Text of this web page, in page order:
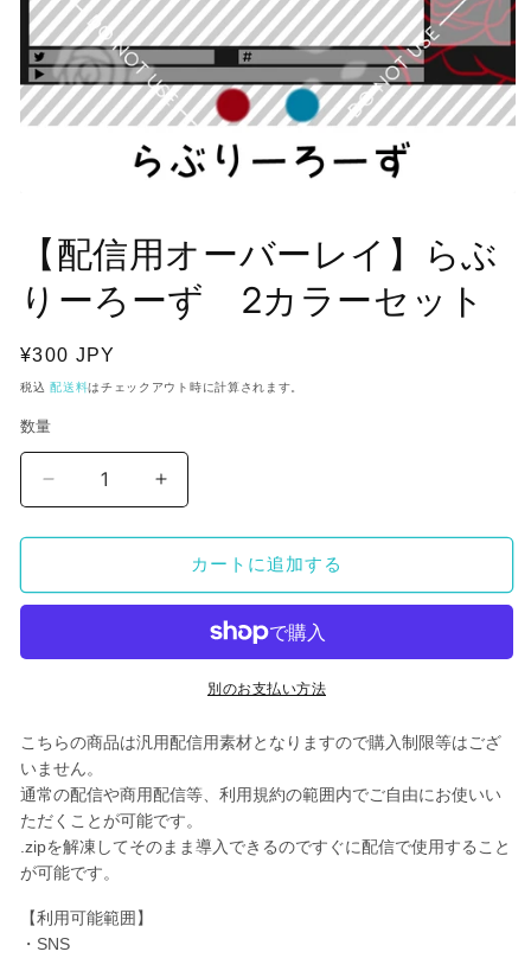
で
メ
ィ
(1)
開
く
【配信用オーバーレイ】らぶ
りーろーず 2カラーセット
通
常
格
¥300 JPY
税込配送料はチェックアウト時に計算されます。
数量
ー
ー
ら
ぶ
り
ー
ろ
ず
2
【配
ー
ー
ら
り
ー
ろ
カートに追加する
別のお支払い方法
こちらの商品は汎用配信用素材となりますので購入制限等はござ
いません。
通常の配信や商用配信等、利用規約の範囲内でご自由にお使いい
ただくことが可能です。
.zipを解凍してそのまま導入できるのですぐに配信で使用すること
が可能です。
【利用可能範囲】
・SNS